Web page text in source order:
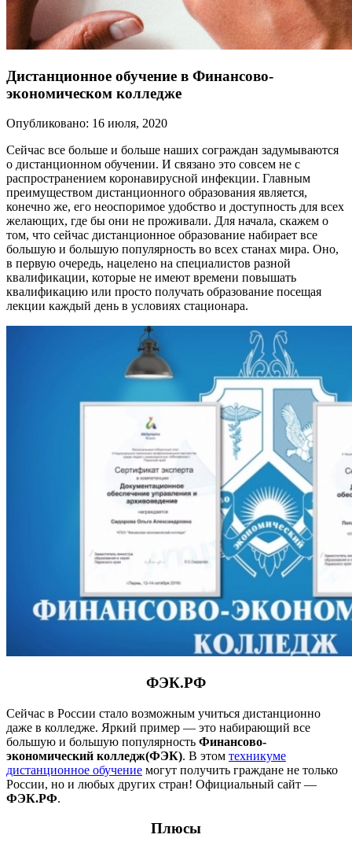
Дистанционное обучение в Финансово-
экономическом колледже
Опубликовано: 16 июля, 2020
Сейчас все больше и больше наших сограждан задумываются
о дистанционном обучении. И связано это совсем не с
распространением коронавирусной инфекции. Главным
преимуществом дистанционного образования является,
конечно же, его неоспоримое удобство и доступность для всех
желающих, где бы они не проживали. Для начала, скажем о
том, что сейчас дистанционное образование набирает все
большую и большую популярность во всех станах мира. Оно,
в первую очередь, нацелено на специалистов разной
квалификации, которые не имеют времени повышать
квалификацию или просто получать образование посещая
лекции каждый день в условиях стационара.
ФЭК.РФ
Сейчас в России стало возможным учиться дистанционно
даже в колледже. Яркий пример — это набирающий все
большую и большую популярность Финансово-
экономический колледж(ФЭК). В этом техникуме
дистанционное обучение могут получить граждане не только
России, но и любых других стран! Официальный сайт —
ФЭК.РФ.
Плюсы